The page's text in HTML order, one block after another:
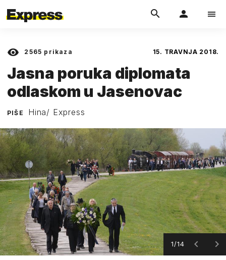
2565 prikaza 15. TRAVNJA 2018.
Jasna poruka diplomata
odlaskom u Jasenovac
PIŠE Hina/ Express
1/14